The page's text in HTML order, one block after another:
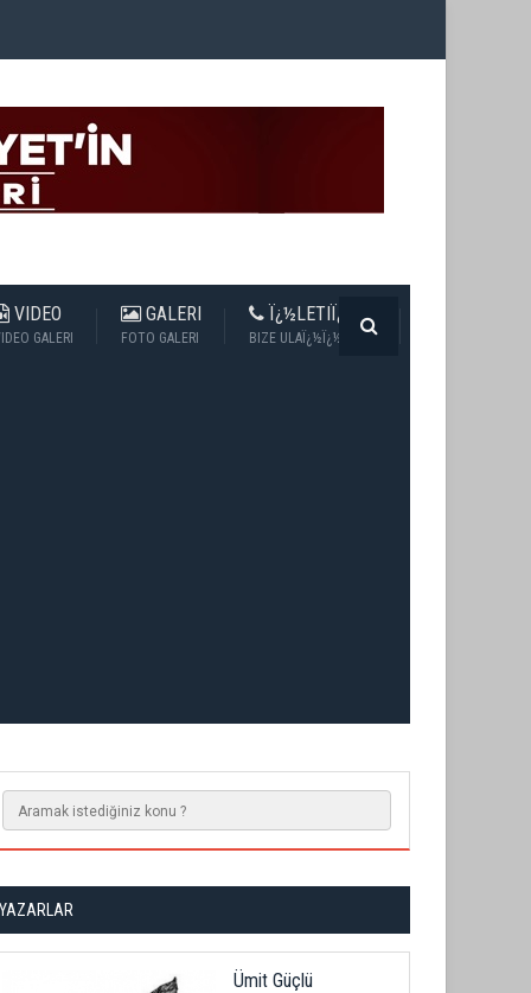
VIDEO
GALERI
GALERI
FOTO GALERI
Ï¿½LETIÏ¿½IM
BIZE ULAÏ¿½Ï¿½N
YAZARLAR
Ümit Güçlü